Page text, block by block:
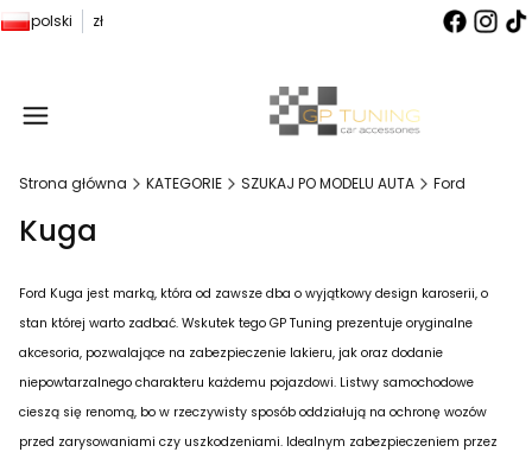
polski zł
Strona główna KATEGORIE SZUKAJ PO MODELU AUTA Ford
Kuga
Ford Kuga jest marką, która od zawsze dba o wyjątkowy design karoserii, o
stan której warto zadbać. Wskutek tego GP Tuning prezentuje oryginalne
akcesoria, pozwalające na zabezpieczenie lakieru, jak oraz dodanie
niepowtarzalnego charakteru każdemu pojazdowi. Listwy samochodowe
cieszą się renomą, bo w rzeczywisty sposób oddziałują na ochronę wozów
przed zarysowaniami czy uszkodzeniami. Idealnym zabezpieczeniem przez